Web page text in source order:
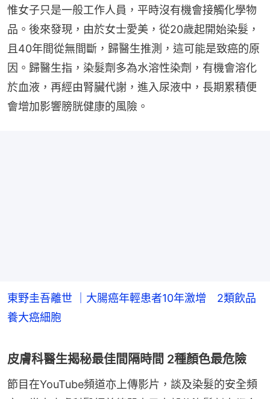
惟女子只是一般工作人員，平時沒有機會接觸化學物
品。後來發現，由於女士愛美，從20歲起開始染髮，
且40年間從無間斷，歸醫生推測，這可能是致癌的原
因。歸醫生指，染髮劑多為水溶性染劑，有機會溶化
於血液，再經由腎臟代謝，進入尿液中，長期累積便
會增加影響膀胱健康的風險。
東野圭吾離世 ｜大腸癌年輕患者10年激增 2類飲品
養大癌細胞
皮膚科醫生揭秘最佳間隔時間 2種顏色最危險
節目在YouTube頻道亦上傳影片，談及染髮的安全頻